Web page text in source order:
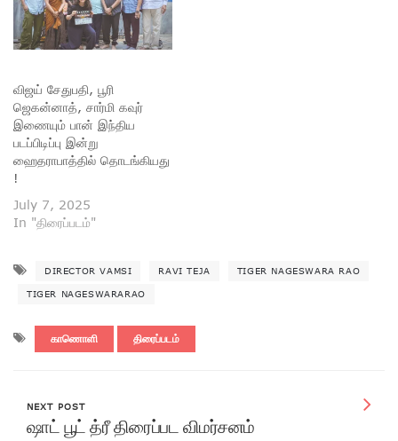
விஜய் சேதுபதி, பூரி
ஜெகன்னாத், சார்மி கவுர்
இணையும் பான் இந்திய
படப்பிடிப்பு இன்று
ஹைதராபாத்தில் தொடங்கியது
!
July 7, 2025
In "திரைப்படம்"
DIRECTOR VAMSI RAVI TEJA TIGER NAGESWARA RAO
TIGER NAGESWARARAO
காணொளி திரைப்படம்
NEXT POST
ஷாட் பூட் த்ரீ திரைப்பட விமர்சனம்